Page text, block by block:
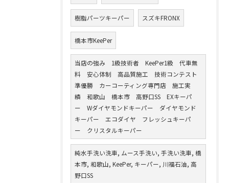
樹脂パーツキーパー スズキFRONX
橋本市KeePer
当店の強み 1級技術者 KeePer1級 代車無
料 安心体制 高品質施工 技術コンテスト
準優勝 カーコーティング専門店 施工実
績 和歌山 橋本市 高野口SS EXキーパ
ー Wダイヤモンドキーパー ダイヤモンド
キーパー エコダイヤ フレッシュキーパ
ー クリスタルキーパー
純水手洗い洗車, ムース手洗い, 手洗い洗車, 橋
本市, 和歌山, KeePer, キーパー, 川福石油, 高
野口SS